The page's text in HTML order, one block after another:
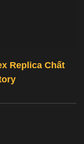
Replica Chất